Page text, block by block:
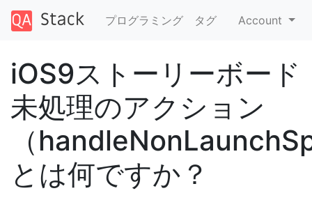
プログラミング タグ Account
iOS9ストーリーボード
未処理のアクション
（
とは何ですか？